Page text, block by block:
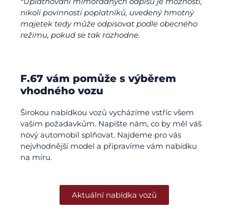
nikoli povinností poplatníků, uvedený hmotný
majetek tedy může odpisovat podle obecného
režimu, pokud se tak rozhodne.
F.67 vám pomůže s výběrem
vhodného vozu
Širokou nabídkou vozů vycházíme vstříc všem
vašim požadavkům. Napište nám, co by měl váš
nový automobil splňovat. Najdeme pro vás
nejvhodnější model a připravíme vám nabídku
na míru.
Aktuální nabídka vozů